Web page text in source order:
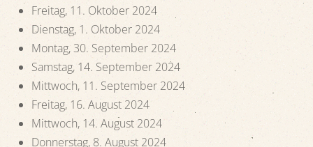
Freitag, 11. Oktober 2024
Dienstag, 1. Oktober 2024
Montag, 30. September 2024
Samstag, 14. September 2024
Mittwoch, 11. September 2024
Freitag, 16. August 2024
Mittwoch, 14. August 2024
Donnerstag, 8. August 2024